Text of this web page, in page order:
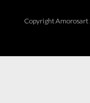
Copyright Amorosart